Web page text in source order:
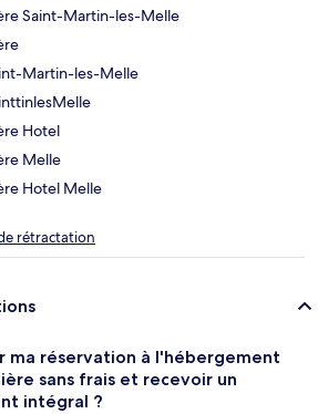
Saint-Martin-les-Melle
Martin-les-Melle
Hotel
Melle
Hotel Melle
rétractation
ma réservation à l'hébergement
sans frais et recevoir un
intégral ?